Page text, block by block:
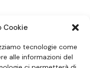
Cookie
tecnologie come
alle informazioni del